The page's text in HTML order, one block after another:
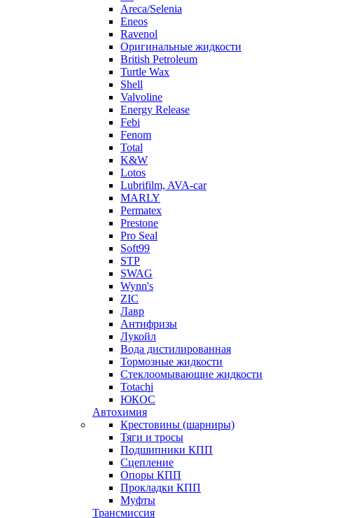
Areca/Selenia
Eneos
Ravenol
Оригинальные жидкости
British Petroleum
Turtle Wax
Shell
Valvoline
Energy Release
Febi
Fenom
Total
K&W
Lotos
Lubrifilm, AVA-car
MARLY
Permatex
Prestone
Pro Seal
Soft99
STP
SWAG
Wynn's
ZIC
Лавр
Антифризы
Лукойл
Вода дистилированная
Тормозные жидкости
Стеклоомывающие жидкости
Totachi
ЮКОС
Автохимия
Крестовины (шарниры)
Тяги и тросы
Подшипники КПП
Сцепление
Опоры КПП
Прокладки КПП
Муфты
Трансмиссия